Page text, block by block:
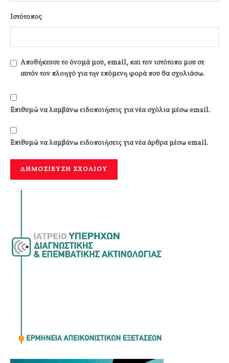
Ιστότοπος
Αποθήκευσε το όνομά μου, email, και τον ιστότοπο μου σε
αυτόν τον πλοηγό για την επόμενη φορά που θα σχολιάσω.
Επιθυμώ να λαμβάνω ειδοποιήσεις για νέα σχόλια μέσω email.
Επιθυμώ να λαμβάνω ειδοποιήσεις για νέα άρθρα μέσω email.